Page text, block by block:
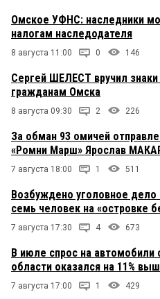
Омское УФНС: наследники
налогам наследодателя
8 августа 11:00 0 146
Сергей ШЕЛЕСТ вручил
гражданам Омска
8 августа 09:30 2 226
За обман 93 омичей
«Ромни Марш» Ярослав
7 августа 18:00 1 511
Возбуждено уголовное
семь человек на «островке
7 августа 17:30 4 673
В июле спрос на автомобили
области оказался на 11%
7 августа 17:00 1 429